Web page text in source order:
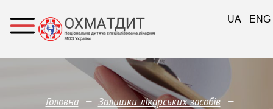
Головна — Залишки лікарських засобів —
UA ENG